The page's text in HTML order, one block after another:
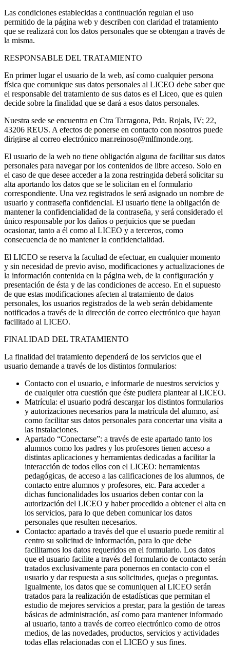
Las condiciones establecidas a continuación regulan el uso
permitido de la página web y describen con claridad el tratamiento
que se realizará con los datos personales que se obtengan a través de
la misma.
RESPONSABLE DEL TRATAMIENTO
En primer lugar el usuario de la web, así como cualquier persona
física que comunique sus datos personales al LICEO debe saber que
el responsable del tratamiento de sus datos es el Liceo, que es quien
decide sobre la finalidad que se dará a esos datos personales.
Nuestra sede se encuentra en Ctra Tarragona, Pda. Rojals, IV; 22,
43206 REUS. A efectos de ponerse en contacto con nosotros puede
dirigirse al correo electrónico mar.reinoso@mlfmonde.org.
El usuario de la web no tiene obligación alguna de facilitar sus datos
personales para navegar por los contenidos de libre acceso. Solo en
el caso de que desee acceder a la zona restringida deberá solicitar su
alta aportando los datos que se le solicitan en el formulario
correspondiente. Una vez registrados le será asignado un nombre de
usuario y contraseña confidencial. El usuario tiene la obligación de
mantener la confidencialidad de la contraseña, y será considerado el
único responsable por los daños o perjuicios que se puedan
ocasionar, tanto a él como al LICEO y a terceros, como
consecuencia de no mantener la confidencialidad.
El LICEO se reserva la facultad de efectuar, en cualquier momento
y sin necesidad de previo aviso, modificaciones y actualizaciones de
la información contenida en la página web, de la configuración y
presentación de ésta y de las condiciones de acceso. En el supuesto
de que estas modificaciones afecten al tratamiento de datos
personales, los usuarios registrados de la web serán debidamente
notificados a través de la dirección de correo electrónico que hayan
facilitado al LICEO.
FINALIDAD DEL TRATAMIENTO
La finalidad del tratamiento dependerá de los servicios que el
usuario demande a través de los distintos formularios:
Contacto con el usuario, e informarle de nuestros servicios y
de cualquier otra cuestión que éste pudiera plantear al LICEO.
Matrícula: el usuario podrá descargar los distintos formularios
y autorizaciones necesarios para la matrícula del alumno, así
como facilitar sus datos personales para concertar una visita a
las instalaciones.
Apartado “Conectarse”: a través de este apartado tanto los
alumnos como los padres y los profesores tienen acceso a
distintas aplicaciones y herramientas dedicadas a facilitar la
interacción de todos ellos con el LICEO: herramientas
pedagógicas, de acceso a las calificaciones de los alumnos, de
contacto entre alumnos y profesores, etc. Para acceder a
dichas funcionalidades los usuarios deben contar con la
autorización del LICEO y haber procedido a obtener el alta en
los servicios, para lo que deben comunicar los datos
personales que resulten necesarios.
Contacto: apartado a través del que el usuario puede remitir al
centro su solicitud de información, para lo que debe
facilitarnos los datos requeridos en el formulario. Los datos
que el usuario facilite a través del formulario de contacto serán
tratados exclusivamente para ponernos en contacto con el
usuario y dar respuesta a sus solicitudes, quejas o preguntas.
Igualmente, los datos que se comuniquen al LICEO serán
tratados para la realización de estadísticas que permitan el
estudio de mejores servicios a prestar, para la gestión de tareas
básicas de administración, así como para mantener informado
al usuario, tanto a través de correo electrónico como de otros
medios, de las novedades, productos, servicios y actividades
todas ellas relacionadas con el LICEO y sus fines.